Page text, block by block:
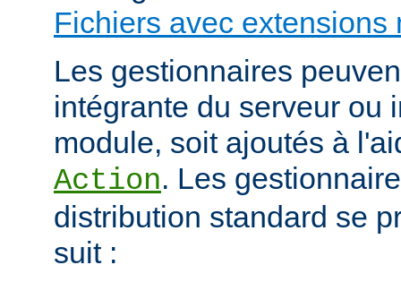
Fichiers avec extensions
Les gestionnaires
intégrante du serveur ou
module, soit ajoutés à
Action. Les
distribution standard se
suit :